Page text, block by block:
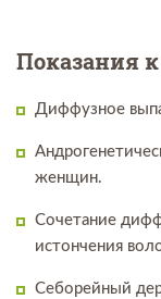
Показания
Диффузное
женщин.
Сочетание
истончения
Себорейный